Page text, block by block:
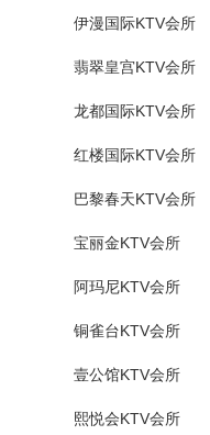
伊漫国际KTV会所
翡翠皇宫KTV会所
龙都国际KTV会所
红楼国际KTV会所
巴黎春天KTV会所
宝丽金KTV会所
阿玛尼KTV会所
铜雀台KTV会所
壹公馆KTV会所
熙悦会KTV会所